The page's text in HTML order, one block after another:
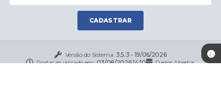
CADASTRAR
Versão do Sistema: 3.5.3 - 19/06/2026
Portal atualizado em:03/08/2026 14:10 Dados Abertos